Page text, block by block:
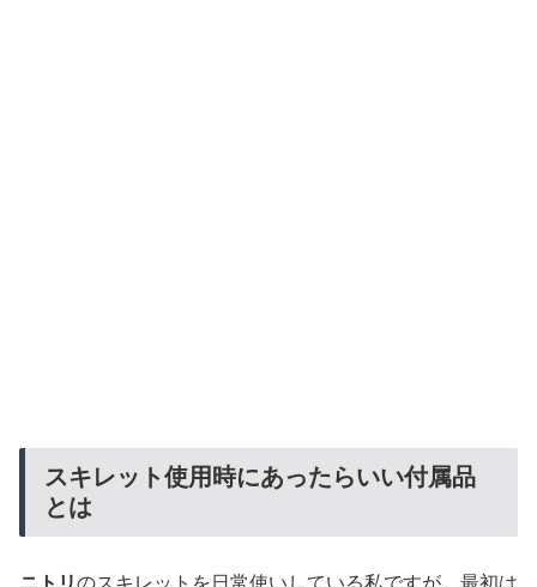
スキレット使用時にあったらいい付属品
とは
ニトリのスキレットを日常使いしている私ですが、最初は